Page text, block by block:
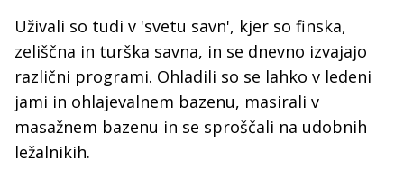
Uživali so tudi v 'svetu savn', kjer so finska,
zeliščna in turška savna, in se dnevno izvajajo
različni programi. Ohladili so se lahko v ledeni
jami in ohlajevalnem bazenu, masirali v
masažnem bazenu in se sproščali na udobnih
ležalnikih.